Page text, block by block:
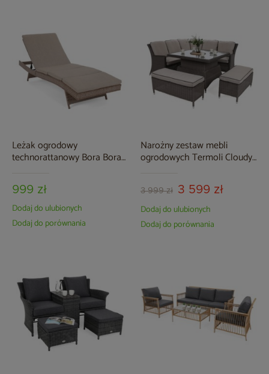
Leżak ogrodowy
technorattanowy Bora Bora
poduszką
999 zł
Dodaj do ulubionych
Dodaj do porównania
Narożny zestaw mebli
ogrodowych Termoli Cloudy
3 999 zł 3 599 zł
Dodaj do ulubionych
Dodaj do porównania